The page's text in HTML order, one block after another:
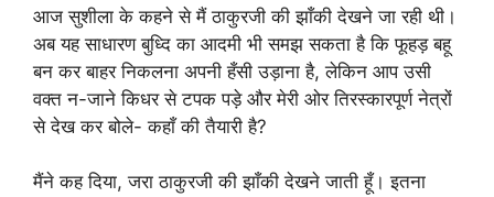
आज सुशीला के कहने से मैं ठाकुरजी की झाँकी देखने जा रही थी।
अब यह साधारण बुध्दि का आदमी भी समझ सकता है कि फूहड़ बहू
बन कर बाहर निकलना अपनी हँसी उड़ाना है, लेकिन आप उसी
वक्त न-जाने किधर से टपक पड़े और मेरी ओर तिरस्कारपूर्ण नेत्रों
से देख कर बोले- कहाँ की तैयारी है?
मैंने कह दिया, जरा ठाकुरजी की झाँकी देखने जाती हूँ। इतना